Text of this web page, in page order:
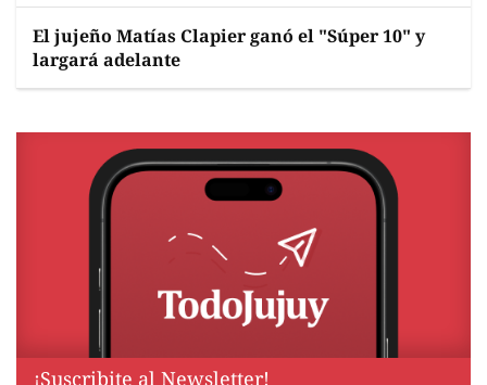
El jujeño Matías Clapier ganó el "Súper 10" y
largará adelante
¡Suscribite al Newsletter!